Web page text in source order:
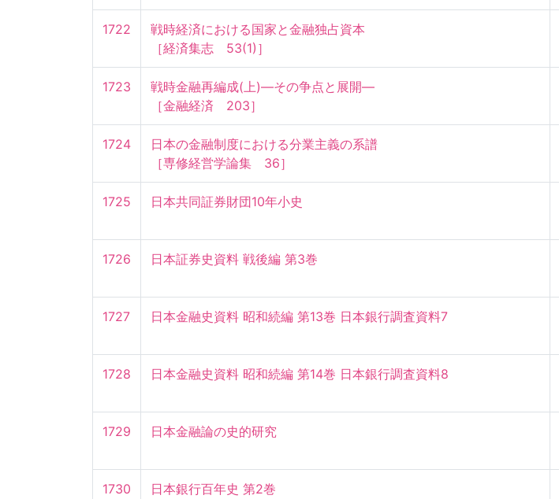
1722
戦時経済における国家と金融独占資本
［経済集志　53(1)］
1723
戦時金融再編成(上)—その争点と展開—
［金融経済　203］
1724
日本の金融制度における分業主義の系譜
［専修経営学論集　36］
1725 日本共同証券財団10年小史
1726 日本証券史資料 戦後編 第3巻
1727 日本金融史資料 昭和続編 第13巻 日本銀行調査資料7
1728 日本金融史資料 昭和続編 第14巻 日本銀行調査資料8
1729 日本金融論の史的研究
1730 日本銀行百年史 第2巻